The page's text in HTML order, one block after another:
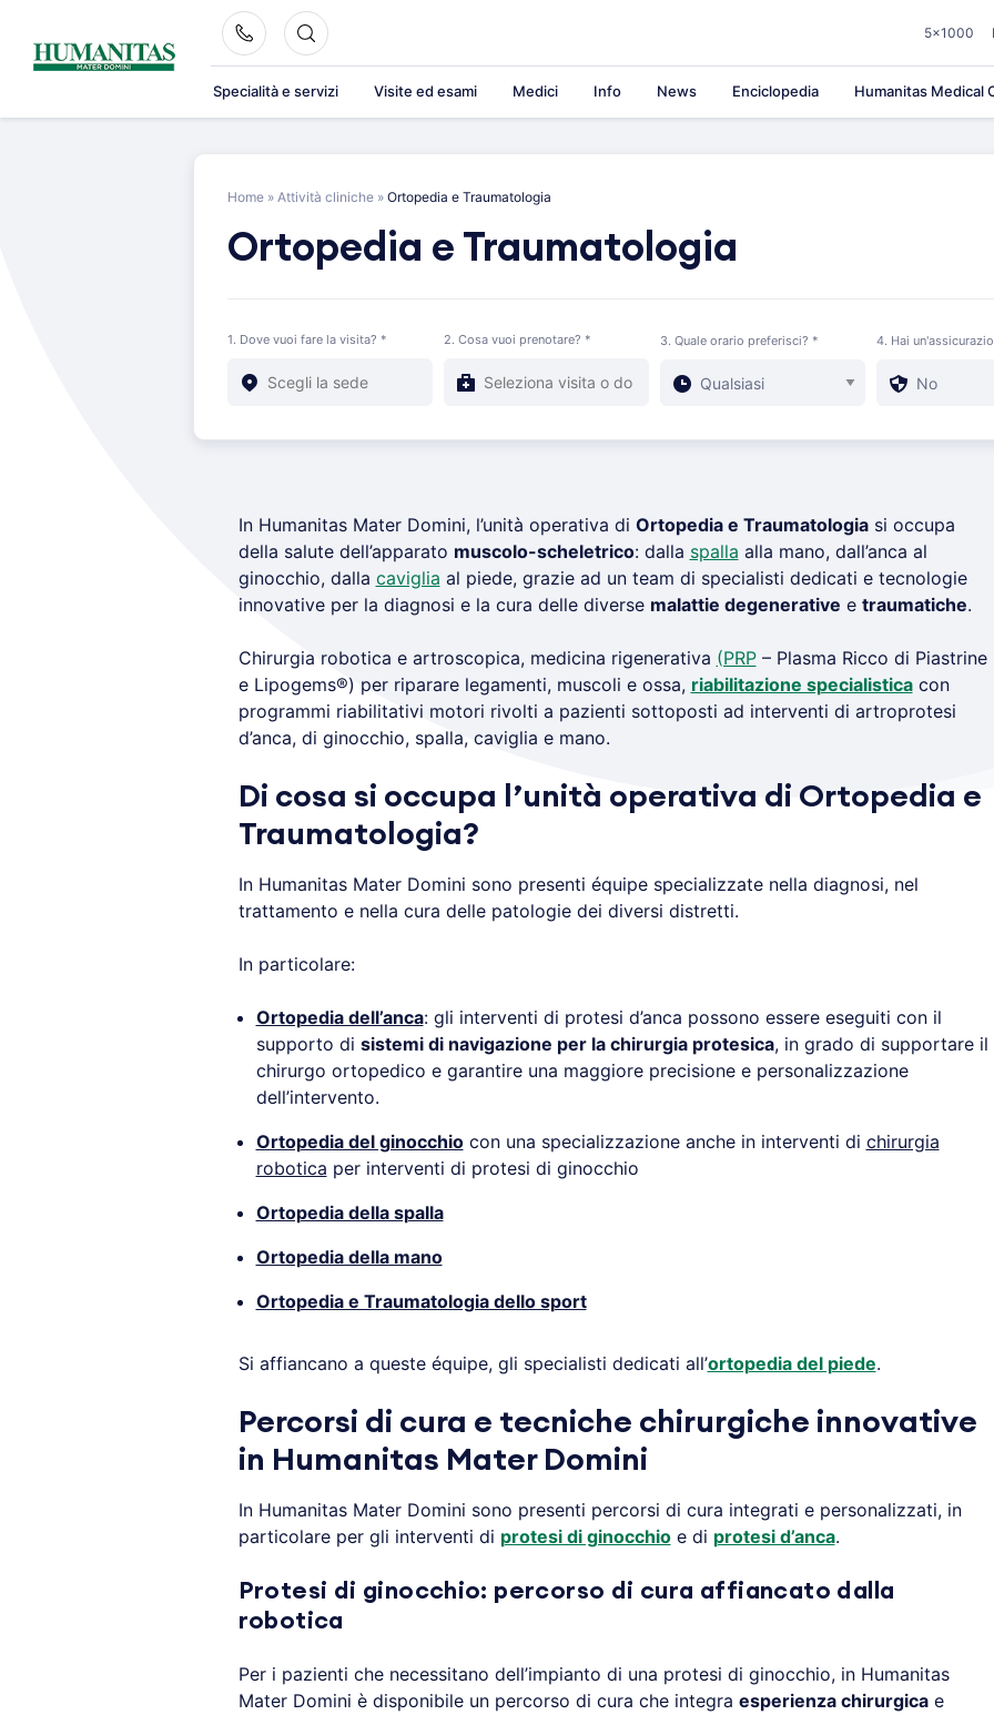
content
5×1000
Specialità e servizi Visite ed esami Medici Info News Enciclopedia Humanitas Medical
Home » Attività cliniche » Ortopedia e Traumatologia
Ortopedia e Traumatologia
1. Dove vuoi fare la visita? * 2. Cosa vuoi prenotare? * 3. Quale orario preferisci? * 4. Hai
In Humanitas Mater Domini, l’unità operativa di Ortopedia e Traumatologiasi occupa
della salute dell’apparato muscolo-scheletrico: dalla spalla alla mano, dall’anca al
ginocchio, dalla caviglia al piede, grazie ad un team di specialisti dedicati e tecnologie
innovative per la diagnosi e la cura delle diverse malattie degenerative e traumatiche.
Chirurgia robotica e artroscopica, medicina rigenerativa (PRP– Plasma Ricco di Piastrine
e Lipogems®) per riparare legamenti, muscoli e ossa, riabilitazione specialisticacon
programmi riabilitativi motori rivolti a pazienti sottoposti ad interventi di artroprotesi
d’anca, di ginocchio, spalla, caviglia e mano.
Di cosa si occupa l’unità operativa di Ortopedia e
Traumatologia?
In Humanitas Mater Domini sono presenti équipe specializzate nella diagnosi, nel
trattamento e nella cura delle patologie dei diversi distretti.
In particolare:
Ortopedia dell’anca: gli interventi di protesi d’anca possono essere eseguiti con il
supporto di sistemi di navigazione per la chirurgia protesica, in grado di supportare il
chirurgo ortopedico e garantire una maggiore precisione e personalizzazione
dell’intervento.
Ortopedia del ginocchiocon una specializzazione anche in interventi di chirurgia
robotica per interventi di protesi di ginocchio
Ortopedia della spalla
Ortopedia della mano
Ortopedia e Traumatologia dello sport
Si affiancano a queste équipe, gli specialisti dedicati all’ortopedia del piede.
Percorsi di cura e tecniche chirurgiche innovative
in Humanitas Mater Domini
In Humanitas Mater Domini sono presenti percorsi di cura integrati e personalizzati, in
particolare per gli interventi di protesi di ginocchioe di protesi d’anca.
Protesi di ginocchio: percorso di cura affiancato dalla
robotica
Per i pazienti che necessitano dell’impianto di una protesi di ginocchio, in Humanitas
Mater Domini è disponibile un percorso di cura che integra esperienza chirurgicae